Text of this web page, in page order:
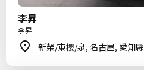
李昇
李昇
新榮/東櫻/泉, 名古屋, 愛知縣